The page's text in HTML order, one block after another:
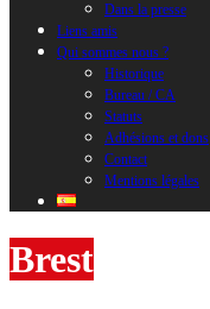
Dans la presse
Liens amis
Qui sommes nous ?
Historique
Bureau / CA
Statuts
Adhésions et dons
Contact
Mentions légales
Brest